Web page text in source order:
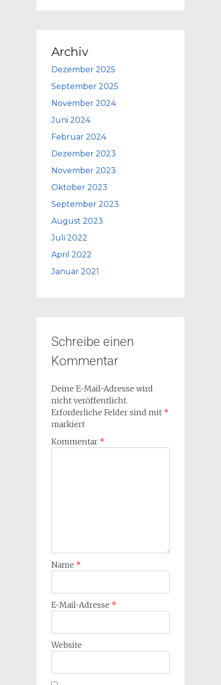
Archiv
Dezember 2025
September 2025
November 2024
Juni 2024
Februar 2024
Dezember 2023
November 2023
Oktober 2023
September 2023
August 2023
Juli 2022
April 2022
Januar 2021
Schreibe einen
Kommentar
Deine E-Mail-Adresse wird
nicht veröffentlicht.
Erforderliche Felder sind mit *
markiert
Kommentar *
Name *
E-Mail-Adresse *
Website